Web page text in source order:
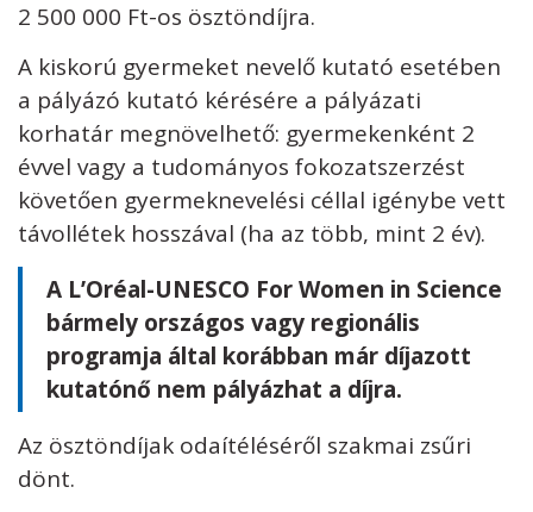
2 500 000 Ft-os ösztöndíjra.
A kiskorú gyermeket nevelő kutató esetében
a pályázó kutató kérésére a pályázati
korhatár megnövelhető: gyermekenként 2
évvel vagy a tudományos fokozatszerzést
követően gyermeknevelési céllal igénybe vett
távollétek hosszával (ha az több, mint 2 év).
A L’Oréal-UNESCO For Women in Science
bármely országos vagy regionális
programja által korábban már díjazott
kutatónő nem pályázhat a díjra.
Az ösztöndíjak odaítéléséről szakmai zsűri
dönt.